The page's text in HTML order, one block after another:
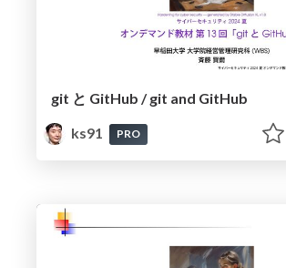
git と GitHub / git and GitHub
ks91
PRO